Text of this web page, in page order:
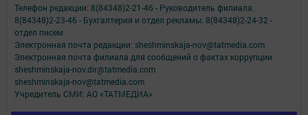
Телефон редакции: 8(84348)2-21-46 - Руководитель филиала.
8(84348)2-23-46 - Бухгалтерия и отдел рекламы. 8(84348)2-24-32 -
отдел писем
Электронная почта редакции: sheshminskaja-nov@tatmedia.com
Электронная почта филиала для сообщений о фактах коррупции
sheshminskaja-nov.dir@tatmedia.com
sheshminskaja-nov@tatmedia.com
Учредитель СМИ: АО «ТАТМЕДИА»